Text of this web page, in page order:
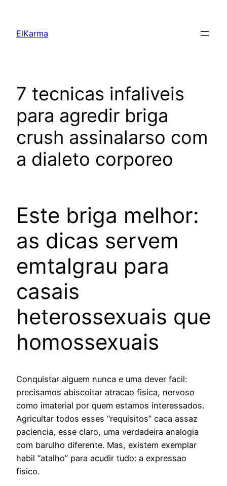
content
ElKarma
7 tecnicas infaliveis
para agredir briga
crush assinalarso com
a dialeto corporeo
Este briga melhor:
as dicas servem
emtalgrau para
casais
heterossexuais que
homossexuais
Conquistar alguem nunca e uma dever facil:
precisamos abiscoitar atracao fisica, nervoso
como imaterial por quem estamos interessados.
Agricultar todos esses “requisitos” caca assaz
paciencia, esse claro, uma verdadeira analogia
com barulho diferente. Mas, existem exemplar
habil “atalho” para acudir tudo: a expressao
fisico.